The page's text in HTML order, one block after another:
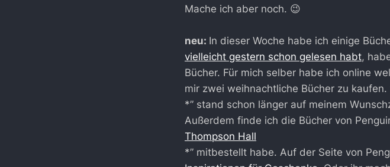
Mache ich aber noch. 😉
neu: In dieser Woche habe ich einige
vielleicht gestern schon gelesen habt,
Bücher. Für mich selber habe ich online
mir zwei weihnachtliche Bücher zu kaufen.
*” stand schon länger auf meinem
Außerdem finde ich die Bücher von
Thompson Hall
*” mitbestellt habe. Auf der Seite von